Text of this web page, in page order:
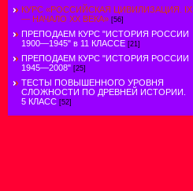
КУРС «РОССИЙСКАЯ ЦИВИЛИЗАЦИЯ. IX
— НАЧАЛО XX ВЕКА» [56]
ПРЕПОДАЕМ КУРС "ИСТОРИЯ РОССИИ
1900—1945" в 11 КЛАССЕ [21]
ПРЕПОДАЕМ КУРС "ИСТОРИЯ РОССИИ
1945—2008" [25]
ТЕСТЫ ПОВЫШЕННОГО УРОВНЯ
СЛОЖНОСТИ ПО ДРЕВНЕЙ ИСТОРИИ.
5 КЛАСС [52]